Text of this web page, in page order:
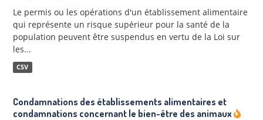
Le permis ou les opérations d'un établissement alimentaire
qui représente un risque supérieur pour la santé de la
population peuvent être suspendus en vertu de la Loi sur
les...
CSV
Condamnations des établissements alimentaires et
condamnations concernant le bien-être des animaux